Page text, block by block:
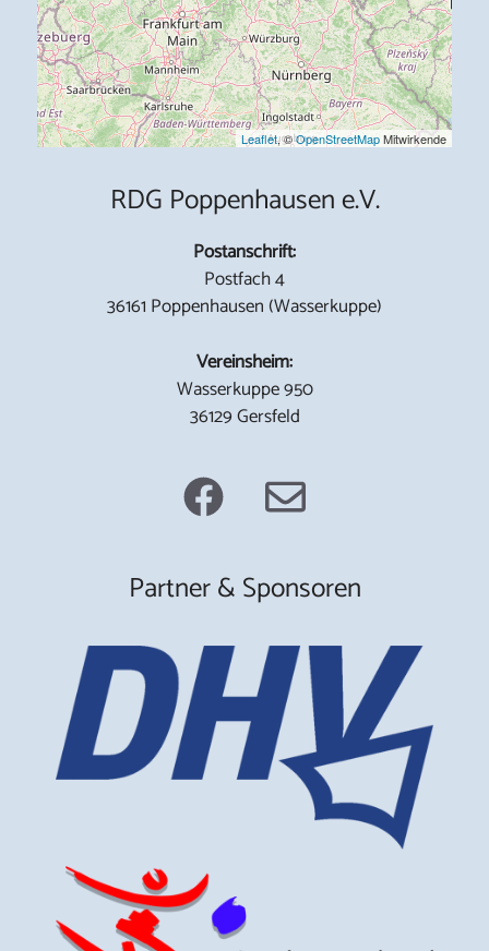
Leaflet, ©OpenStreetMapMitwirkende
RDG Poppenhausen e.V.
Postanschrift:
Postfach 4
36161 Poppenhausen (Wasserkuppe)
Vereinsheim:
Wasserkuppe 950
36129 Gersfeld
Partner & Sponsoren